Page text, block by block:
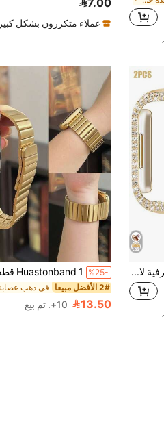
7.00
عملاء متكررون بشكل كبير
قطعتان حالة حماية زخرفية لامعة من البلورات متوافقة مع ساعة أبل 38/40/41/42/44/45/46/49 ملم، متوافقة مع الإصدارات Ultra/SE/11/10/9/8/7/6/5/4/3/2/1، ذهبي + شفاف %25-
2# الأفضل مبيعا
13.50 10+. تم بيع